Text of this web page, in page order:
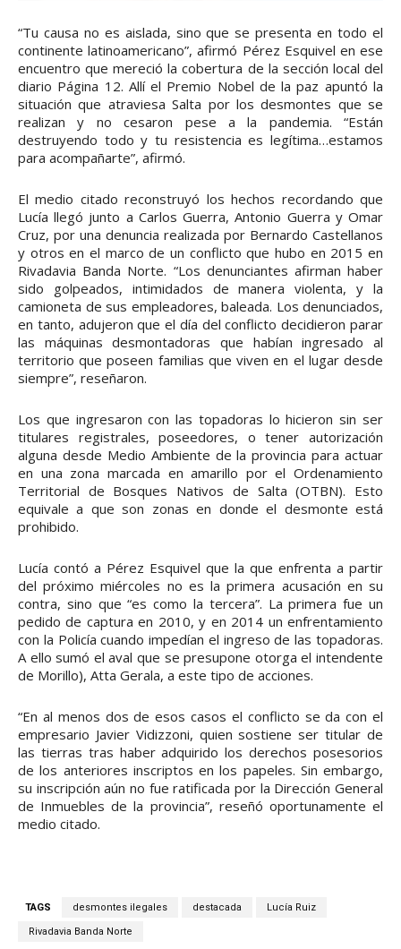
“Tu causa no es aislada, sino que se presenta en todo el
continente latinoamericano”, afirmó Pérez Esquivel en ese
encuentro que mereció la cobertura de la sección local del
diario Página 12. Allí el Premio Nobel de la paz apuntó la
situación que atraviesa Salta por los desmontes que se
realizan y no cesaron pese a la pandemia. “Están
destruyendo todo y tu resistencia es legítima…estamos
para acompañarte”, afirmó.
El medio citado reconstruyó los hechos recordando que
Lucía llegó junto a Carlos Guerra, Antonio Guerra y Omar
Cruz, por una denuncia realizada por Bernardo Castellanos
y otros en el marco de un conflicto que hubo en 2015 en
Rivadavia Banda Norte. “Los denunciantes afirman haber
sido golpeados, intimidados de manera violenta, y la
camioneta de sus empleadores, baleada. Los denunciados,
en tanto, adujeron que el día del conflicto decidieron parar
las máquinas desmontadoras que habían ingresado al
territorio que poseen familias que viven en el lugar desde
siempre”, reseñaron.
Los que ingresaron con las topadoras lo hicieron sin ser
titulares registrales, poseedores, o tener autorización
alguna desde Medio Ambiente de la provincia para actuar
en una zona marcada en amarillo por el Ordenamiento
Territorial de Bosques Nativos de Salta (OTBN). Esto
equivale a que son zonas en donde el desmonte está
prohibido.
Lucía contó a Pérez Esquivel que la que enfrenta a partir
del próximo miércoles no es la primera acusación en su
contra, sino que “es como la tercera”. La primera fue un
pedido de captura en 2010, y en 2014 un enfrentamiento
con la Policía cuando impedían el ingreso de las topadoras.
A ello sumó el aval que se presupone otorga el intendente
de Morillo), Atta Gerala, a este tipo de acciones.
“En al menos dos de esos casos el conflicto se da con el
empresario Javier Vidizzoni, quien sostiene ser titular de
las tierras tras haber adquirido los derechos posesorios
de los anteriores inscriptos en los papeles. Sin embargo,
su inscripción aún no fue ratificada por la Dirección General
de Inmuebles de la provincia”, reseñó oportunamente el
medio citado.
TAGS desmontes ilegales destacada Lucía Ruiz
Rivadavia Banda Norte